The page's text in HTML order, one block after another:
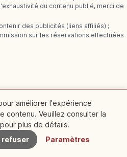
du contenu publié, merci de
des publicités (liens affiliés) ;
sur les réservations effectuées
connexes
dans cette catégorie
Kyoto
À proximité
améliorer l'expérience
contenu. Veuillez consulter la
pour plus de détails.
refuser Paramètres